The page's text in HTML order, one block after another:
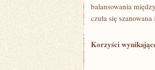
balansowania
czuła się
Korzyści